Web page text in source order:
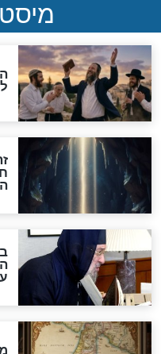
"לפני
האם
אפשר
לכל המאמרים